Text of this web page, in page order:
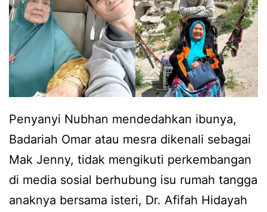
u
a
t
a
k
p
e
r
n
a
Penyanyi Nubhan mendedahkan ibunya,
Badariah Omar atau mesra dikenali sebagai
Mak Jenny, tidak mengikuti perkembangan
di media sosial berhubung isu rumah tangga
anaknya bersama isteri, Dr. Afifah Hidayah